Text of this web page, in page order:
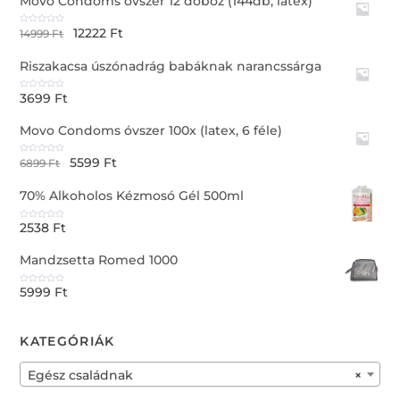
R
a
d
0
o
u
t
o
14999Ft 12222 Ft
Riszakacsa úszónadrág babáknak narancssárga
R
a
d
0
o
u
t
o
3699 Ft
Movo Condoms óvszer 100x (latex, 6 féle)
R
a
d
0
o
u
t
o
6899Ft 5599 Ft
70% Alkoholos Kézmosó Gél 500ml
R
a
d
0
o
u
t
o
2538 Ft
Mandzsetta Romed 1000
R
a
o
u
o
5999 Ft
KATEGÓRIÁK
×
Egész családnak